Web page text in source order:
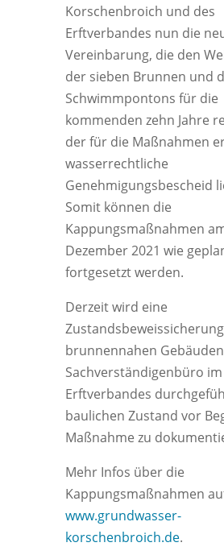
Korschenbroich und des
Erftverbandes nun die
Vereinbarung, die den
der sieben Brunnen und
Schwimmpontons für die
kommenden zehn Jahre
der für die Maßnahmen
wasserrechtliche
Genehmigungsbescheid
Somit können die
Kappungsmaßnahmen
Dezember 2021 wie
fortgesetzt werden.
Derzeit wird eine
brunnennahen
Sachverständigenbüro
Erftverbandes
baulichen Zustand vor
Maßnahme zu
Mehr Infos über die
Kappungsmaßnahmen
www.grundwasser-
korschenbroich.de.